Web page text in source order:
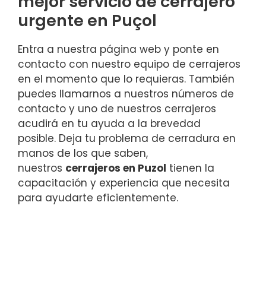
urgente en Puçol
Entra a nuestra página web y ponte en
contacto con nuestro equipo de cerrajeros
en el momento que lo requieras. También
puedes llamarnos a nuestros números de
contacto y uno de nuestros cerrajeros
acudirá en tu ayuda a la brevedad
posible. Deja tu problema de cerradura en
manos de los que saben,
nuestros cerrajeros en Puzol tienen la
capacitación y experiencia que necesita
para ayudarte eficientemente.